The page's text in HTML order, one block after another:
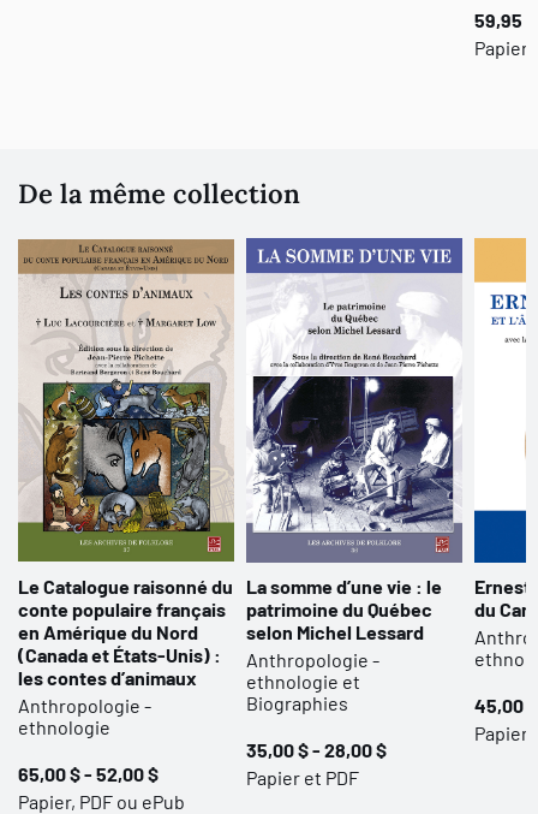
59,95 $
Papier
De la même collection
Le Catalogue raisonné du
conte populaire français
en Amérique du Nord
(Canada et États-Unis) :
les contes d’animaux
Anthropologie -
ethnologie
65,00 $ - 52,00 $
Papier, PDF ou ePub
La somme d’une vie : le
patrimoine du Québec
selon Michel Lessard
Anthropologie -
ethnologie et
Biographies
35,00 $ - 28,00 $
Papier et PDF
Ernest
du
45,00
Papier